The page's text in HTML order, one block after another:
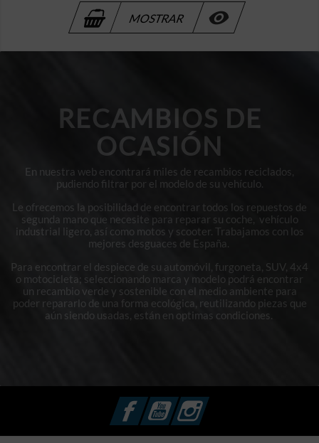
MOSTRAR 
RECAMBIOS DE
OCASIÓN
En nuestra web encontrará miles de recambios reciclados,
pudiendo filtrar por el modelo de su vehículo.
Le ofrecemos la posibilidad de encontrar todos los repuestos de
segunda mano que necesite para reparar su coche, vehículo
industrial ligero, así como motos y scooter. Trabajamos con los
mejores desguaces de España.
Para encontrar el despiece de su automóvil, furgoneta, SUV, 4x4
o motocicleta; seleccionando marca y modelo podrá encontrar
un recambio verde y sostenible con el medio ambiente para
poder repararlo de una forma ecológica, reutilizando piezas que
aún siendo usadas, están en optimas condiciones.
FacebookYouTubeInstagram